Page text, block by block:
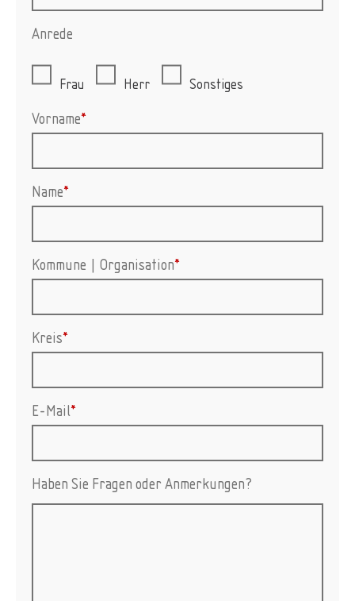
Anrede
Frau Herr Sonstiges
Vorname*
Name*
Kommune | Organisation*
Kreis*
E-Mail*
Haben Sie Fragen oder Anmerkungen?